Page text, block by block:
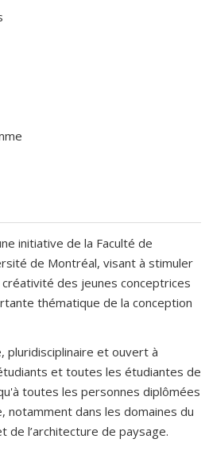
initiative de la Faculté de
de Montréal, visant à stimuler
créativité des jeunes conceptrices
thématique de la conception
pluridisciplinaire et ouvert à
et toutes les étudiantes de
toutes les personnes diplômées
notamment dans les domaines du
de l’architecture de paysage.